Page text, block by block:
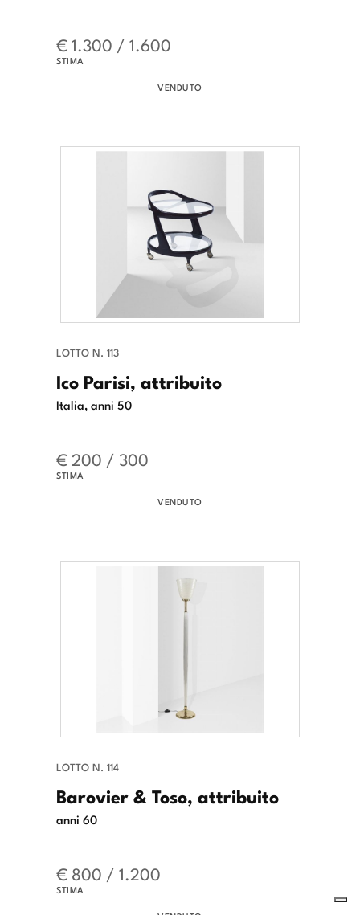
€ 1.300 / 1.600
STIMA
VENDUTO
LOTTO N. 113
Ico Parisi, attribuito
Italia, anni 50
€ 200 / 300
STIMA
VENDUTO
LOTTO N. 114
Barovier & Toso, attribuito
anni 60
€ 800 / 1.200
STIMA